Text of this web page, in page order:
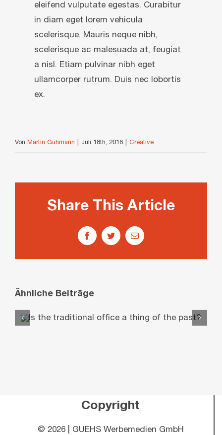
eleifend vulputate egestas. Curabitur
in diam eget lorem vehicula
scelerisque. Mauris neque nibh,
scelerisque ac malesuada at, feugiat
a nisl. Etiam pulvinar nibh eget
ullamcorper rutrum. Duis nec lobortis
ex.
Von Martin Gühmann Juli 18th, 2016 Creative
Share This Article
FacebookTwitterE-
Mail
Ähnliche Beiträge
Copyright
© 2026 | GUEHS Werbemedien GmbH